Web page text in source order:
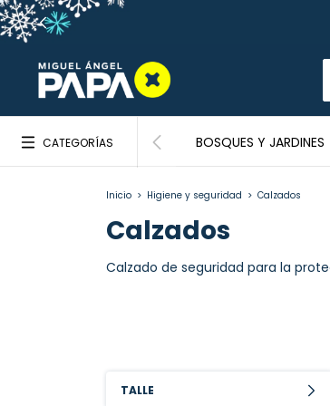
CATEGORÍAS BOSQUES Y JARDINES
Inicio > Higiene y seguridad > Calzados
Calzados
Calzado de seguridad para la
TALLE